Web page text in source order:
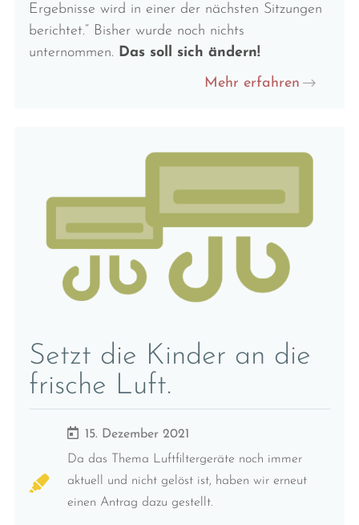
Ergebnisse wird in einer der nächsten Sitzungen
berichtet.“ Bisher wurde noch nichts
unternommen. Das soll sich ändern!
Mehr erfahren
Setzt die Kinder an die
frische Luft.
15. Dezember 2021
Da das Thema Luftfiltergeräte noch immer
aktuell und nicht gelöst ist, haben wir erneut
einen Antrag dazu gestellt.